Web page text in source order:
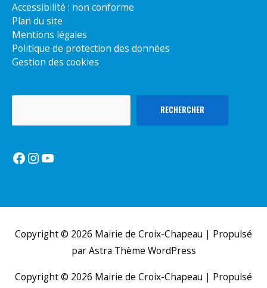
Accessibilité : non conforme
Plan du site
Mentions légales
Politique de protection des données
Gestion des cookies
RECHERCHER
Facebook
Instagram
YouTube
Copyright © 2026 Mairie de Croix-Chapeau | Propulsé
parAstra Thème WordPress
Copyright © 2026 Mairie de Croix-Chapeau | Propulsé